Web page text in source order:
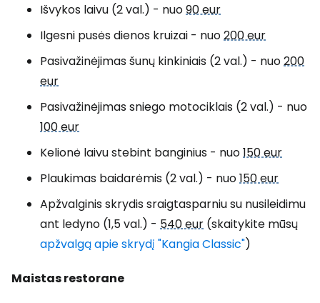
Išvykos laivu (2 val.) - nuo90 eur
Ilgesni pusės dienos kruizai - nuo200 eur
Pasivažinėjimas šunų kinkiniais (2 val.) - nuo200
eur
Pasivažinėjimas sniego motociklais (2 val.) - nuo
100 eur
Kelionė laivu stebint banginius - nuo150 eur
Plaukimas baidarėmis (2 val.) - nuo150 eur
Apžvalginis skrydis sraigtasparniu su nusileidimu
ant ledyno (1,5 val.) - 540 eur (skaitykite mūsų
apžvalgą apie skrydį "Kangia Classic")
Maistas restorane